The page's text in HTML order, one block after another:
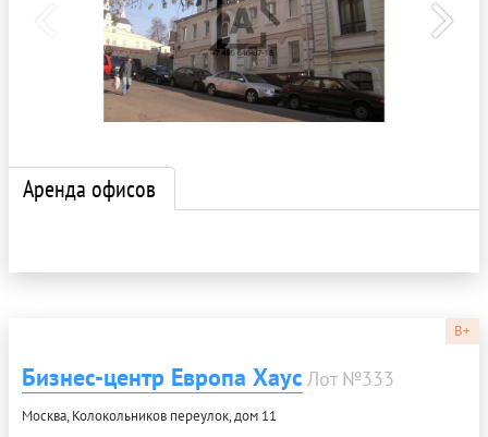
Аренда офисов
B+
Бизнес-центр Европа Хаус Лот №333
Москва, Колокольников переулок, дом 11